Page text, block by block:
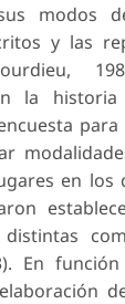
modos
y las
la
en los
En